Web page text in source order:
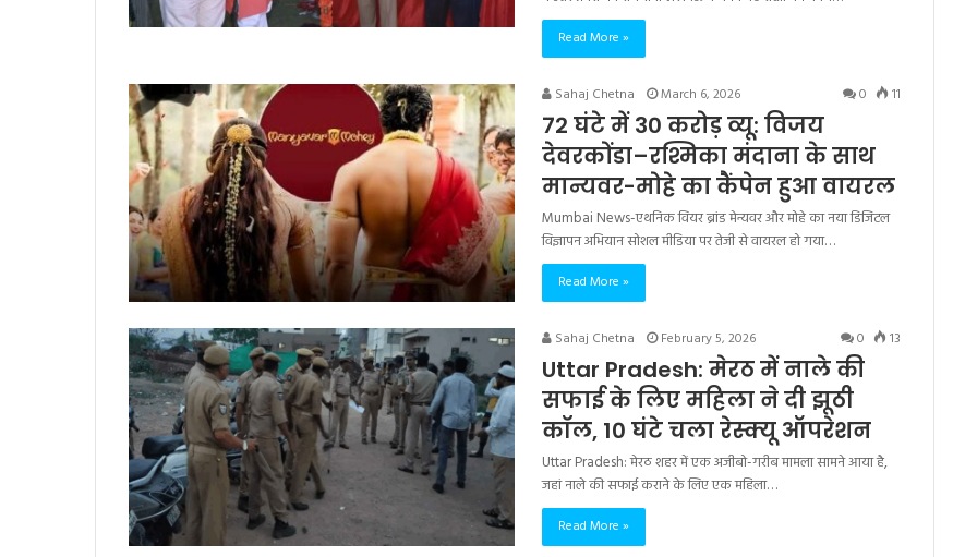
Read More »
Sahaj Chetna March 6, 2026 0 11
72 घंटे में 30 करोड़ व्यू: विजय
देवरकोंडा–रश्मिका मंदाना के साथ
मान्यवर-मोहे का कैंपेन हुआ वायरल
Mumbai News-एथनिक वियर ब्रांड मेन्यवर और मोहे का नया डिजिटल
विज्ञापन अभियान सोशल मीडिया पर तेजी से वायरल हो गया…
Read More »
Sahaj Chetna February 5, 2026 0 13
Uttar Pradesh: मेरठ में नाले की
सफाई के लिए महिला ने दी झूठी
कॉल, 10 घंटे चला रेस्क्यू ऑपरेशन
Uttar Pradesh: मेरठ शहर में एक अजीबो-गरीब मामला सामने आया है,
जहां नाले की सफाई कराने के लिए एक महिला…
Read More »